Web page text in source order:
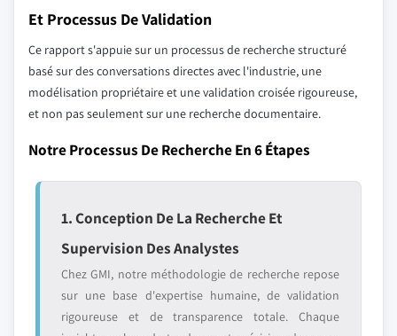
Et Processus De Validation
Ce rapport s'appuie sur un processus de recherche structuré
basé sur des conversations directes avec l'industrie, une
modélisation propriétaire et une validation croisée rigoureuse,
et non pas seulement sur une recherche documentaire.
Notre Processus De Recherche En 6 Étapes
1. Conception De La Recherche Et
Supervision Des Analystes
Chez GMI, notre méthodologie de recherche repose
sur une base d'expertise humaine, de validation
rigoureuse et de transparence totale. Chaque